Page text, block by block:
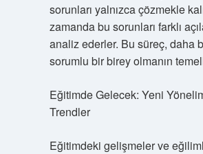
sorunları yalnızca çözmekle
zamanda bu sorunları farklı
analiz ederler. Bu süreç, daha
sorumlu bir birey olmanın
Eğitimde Gelecek: Yeni
Trendler
Eğitimdeki gelişmeler ve